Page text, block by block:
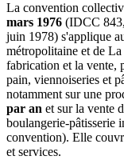
La convention
mars 1976 (IDCC
juin 1978) s'applique
métropolitaine et de
fabrication et la vente,
pain, viennoiseries et
notamment sur une
par an et sur la vente
boulangerie-pâtisserie
convention). Elle
et services.